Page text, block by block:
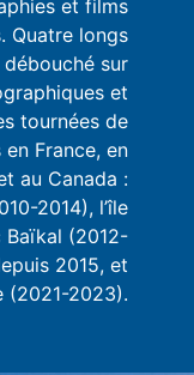
et films
Quatre longs
sur
et
tournées de
France, en
au Canada :
2014), l’île
Baïkal (2012-
2015, et
(2021-2023).